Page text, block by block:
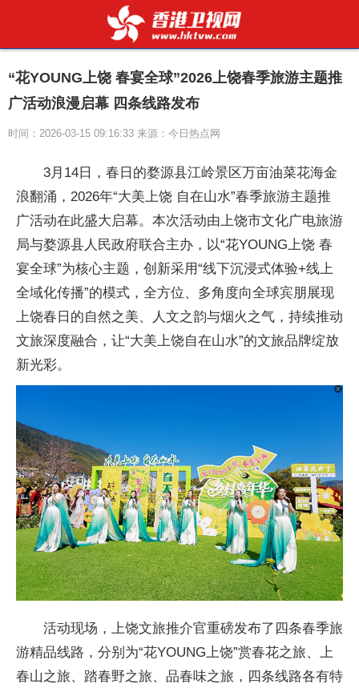
“花YOUNG上饶 春宴全球”2026上饶春季旅游主题推
广活动浪漫启幕 四条线路发布
时间：2026-03-15 09:16:33 来源：今日热点网
3月14日，春日的婺源县江岭景区万亩油菜花海金
浪翻涌，2026年“大美上饶 自在山水”春季旅游主题推
广活动在此盛大启幕。本次活动由上饶市文化广电旅游
局与婺源县人民政府联合主办，以“花YOUNG上饶 春
宴全球”为核心主题，创新采用“线下沉浸式体验+线上
全域化传播”的模式，全方位、多角度向全球宾朋展现
上饶春日的自然之美、人文之韵与烟火之气，持续推动
文旅深度融合，让“大美上饶自在山水”的文旅品牌绽放
新光彩。
活动现场，上饶文旅推介官重磅发布了四条春季旅
游精品线路，分别为“花YOUNG上饶”赏春花之旅、上
春山之旅、踏春野之旅、品春味之旅，四条线路各有特